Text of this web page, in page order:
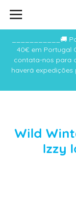
___________🚚
40€ em Portugal
contata-nos para
haverá
Wild
Izzy